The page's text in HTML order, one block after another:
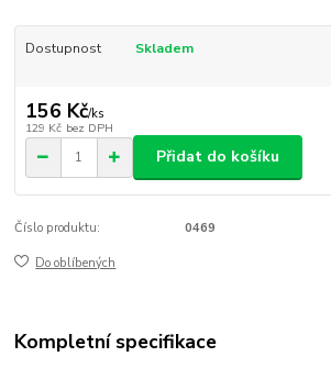
Dostupnost Skladem
156 Kč/ks
129 Kč bez DPH
Přidat do košíku
Číslo produktu: 0469
Do oblíbených
Kompletní specifikace